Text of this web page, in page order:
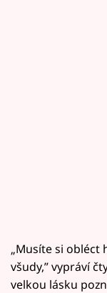
„Musíte si obléct
všudy,” vypráví
velkou lásku